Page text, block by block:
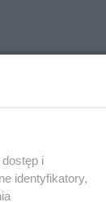
i
identyfikatory,